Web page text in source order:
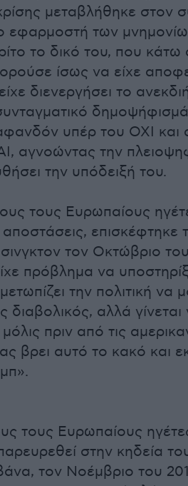
μεταβλήθηκε στον
εφαρμοστή των
το δικό του, που
ίσως να είχε
διενεργήσει το
υπέρ του ΟΧΙ και
αγνοώντας την
την υπόδειξή του.
τους Ευρωπαίους
επισκέφτηκε
τον Οκτώβριο
πρόβλημα να
την πολιτική να
αλλά γίνεται
πριν από τις
βρει αυτό το κακό και
τους Ευρωπαίους
στην κηδεία
τον Νοέμβριο του